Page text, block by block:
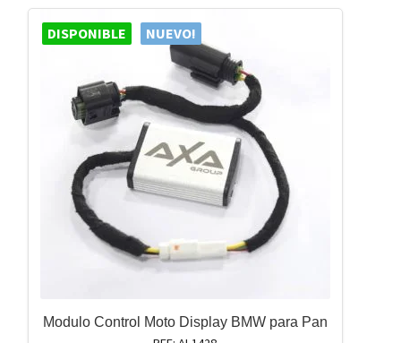
DISPONIBLE NUEVO!
Modulo Control Moto Display BMW para Pan